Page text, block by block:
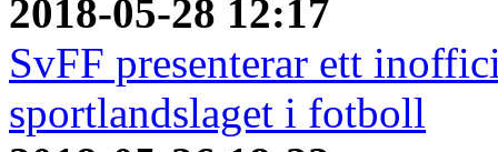
2018-05-28 12:17
SvFF presenterar ett
sportlandslaget i fotboll